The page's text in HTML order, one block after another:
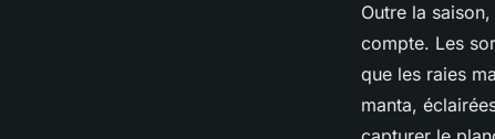
Outre la
compte. Les
que les raies
manta,